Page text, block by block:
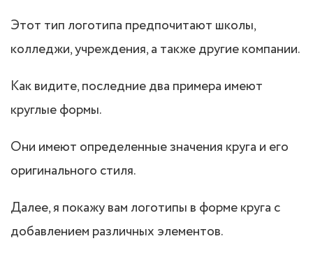
Этот тип логотипа предпочитают школы,
колледжи, учреждения, а также другие компании.
Как видите, последние два примера имеют
круглые формы.
Они имеют определенные значения круга и его
оригинального стиля.
Далее, я покажу вам логотипы в форме круга с
добавлением различных элементов.